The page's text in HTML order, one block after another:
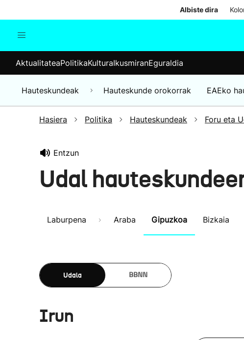
Albiste dira
Munduko albisteak
Hauteskundeak
AktualitateaPolitikaKulturaIkusmiranEguraldia
Hauteskundeak Hauteskunde orokorrak EAEko
Hasiera Politika Hauteskundeak Foru eta
Entzun
Udal
Laburpena Araba Gipuzkoa Bizkaia
Udala BBNN
Irun